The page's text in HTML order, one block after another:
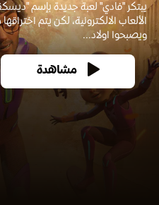
يبتكر "فادي" لعبة جديدة بإسم
الألعاب الالكترونية، لكن يتم
ويصبحوا اولاد...
مشاهدة